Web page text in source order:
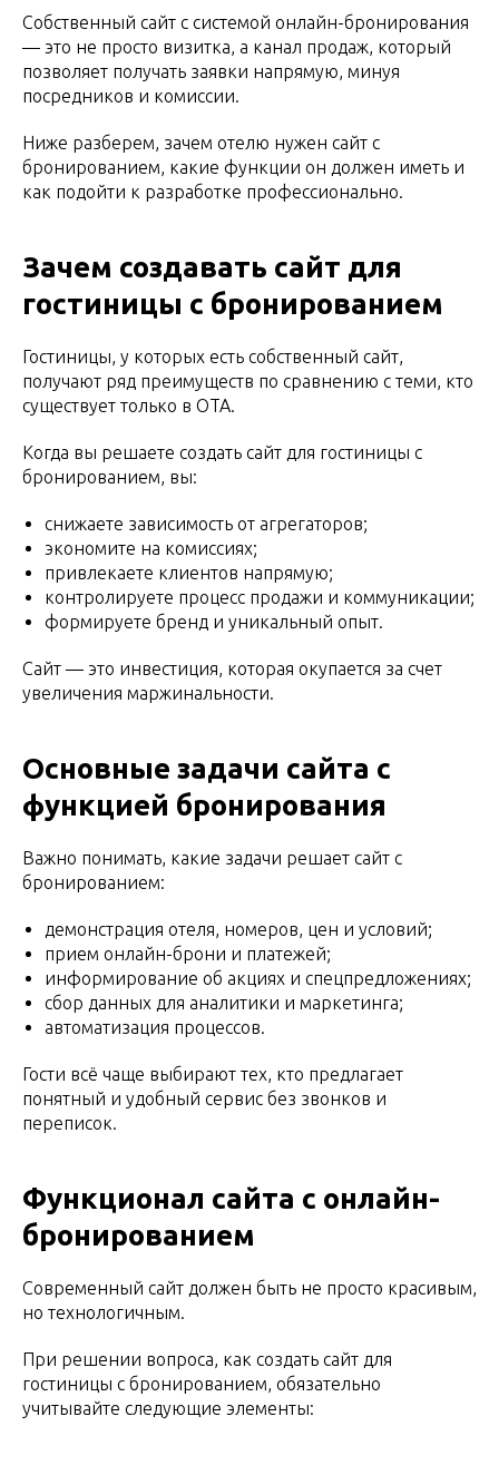
Собственный сайт с системой онлайн-бронирования
— это не просто визитка, а канал продаж, который
позволяет получать заявки напрямую, минуя
посредников и комиссии.
Ниже разберем, зачем отелю нужен сайт с
бронированием, какие функции он должен иметь и
как подойти к разработке профессионально.
Зачем создавать сайт для
гостиницы с бронированием
Гостиницы, у которых есть собственный сайт,
получают ряд преимуществ по сравнению с теми, кто
существует только в OTA.
Когда вы решаете создать сайт для гостиницы с
бронированием, вы:
снижаете зависимость от агрегаторов;
экономите на комиссиях;
привлекаете клиентов напрямую;
контролируете процесс продажи и коммуникации;
формируете бренд и уникальный опыт.
Сайт — это инвестиция, которая окупается за счет
увеличения маржинальности.
Основные задачи сайта с
функцией бронирования
Важно понимать, какие задачи решает сайт с
бронированием:
демонстрация отеля, номеров, цен и условий;
прием онлайн-брони и платежей;
информирование об акциях и спецпредложениях;
сбор данных для аналитики и маркетинга;
автоматизация процессов.
Гости всё чаще выбирают тех, кто предлагает
понятный и удобный сервис без звонков и
переписок.
Функционал сайта с онлайн-
бронированием
Современный сайт должен быть не просто красивым,
но технологичным.
При решении вопроса, как создать сайт для
гостиницы с бронированием, обязательно
учитывайте следующие элементы: